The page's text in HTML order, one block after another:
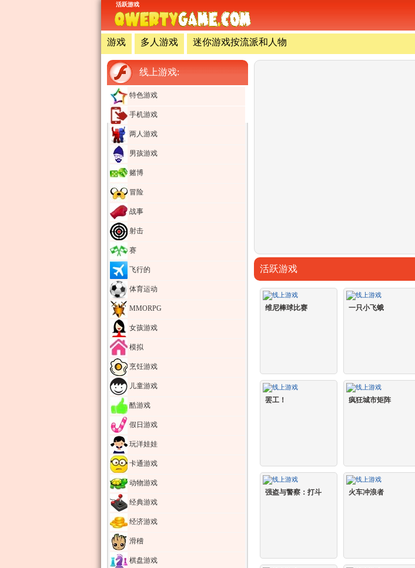
活跃游戏
游戏 多人游戏 迷你游戏按流派和人物
线上游戏:
特色游戏
手机游戏
两人游戏
男孩游戏
赌博
冒险
战事
射击
赛
飞行的
体育运动
MMORPG
女孩游戏
模拟
烹饪游戏
儿童游戏
酷游戏
假日游戏
玩洋娃娃
卡通游戏
动物游戏
经典游戏
经济游戏
滑稽
棋盘游戏
活跃游戏
维尼棒球比赛 一只小飞蛾
罢工！ 疯狂城市矩阵
强盗与警察：打斗 火车冲浪者